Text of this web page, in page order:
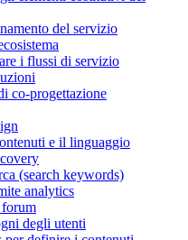
del servizio
i flussi di servizio
co-progettazione
e il linguaggio
(search keywords)
analytics
degli utenti